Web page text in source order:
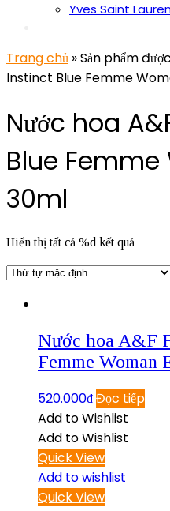
Yves Saint
Trang chủ » Sản phẩm
Instinct Blue Femme
Nước hoa
Blue Femme
30ml
Hiển thị tất cả %d kết quả
Nước hoa A&F
Femme Woman
520.000₫Đọc tiếp
Add to Wishlist
Add to Wishlist
Quick View
Add to wishlist
Quick View